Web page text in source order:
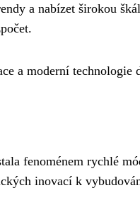
a nabízet širokou
a moderní
fenoménem rychlé
inovací k